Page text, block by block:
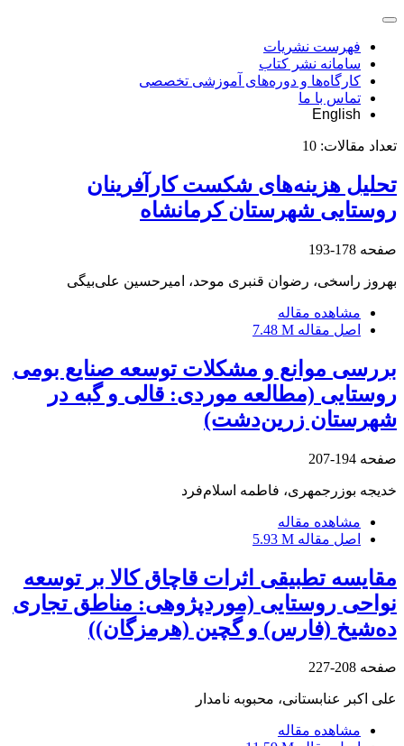
فهرست نشریات
سامانه نشر کتاب
کارگاه‌ها و دوره‌های آموزشی تخصصی
تماس با ما
English
تعداد مقالات: 10
تحلیل هزینه‌های شکست کارآفرینان
روستایی شهرستان کرمانشاه
صفحه 178-193
بهروز راسخی، رضوان قنبری موحد، امیرحسین علی‌بیگی
مشاهده مقاله
اصل مقاله 7.48 M
بررسی موانع و مشکلات توسعه صنایع بومی
روستایی (مطالعه موردی: قالی و گبه در
شهرستان زرین‌دشت)
صفحه 194-207
خدیجه بوزرجمهری، فاطمه اسلام‌فرد
مشاهده مقاله
اصل مقاله 5.93 M
مقایسه تطبیقی اثرات قاچاق کالا بر توسعه
نواحی روستایی (موردپژوهی: مناطق تجاری
ده‌شیخ (فارس) و گچین (هرمزگان))
صفحه 208-227
علی اکبر عنابستانی، محبوبه نامدار
مشاهده مقاله